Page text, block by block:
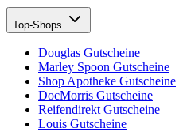
Top-Shops
Douglas Gutscheine
Marley Spoon Gutscheine
Shop Apotheke Gutscheine
DocMorris Gutscheine
Reifendirekt Gutscheine
Louis Gutscheine